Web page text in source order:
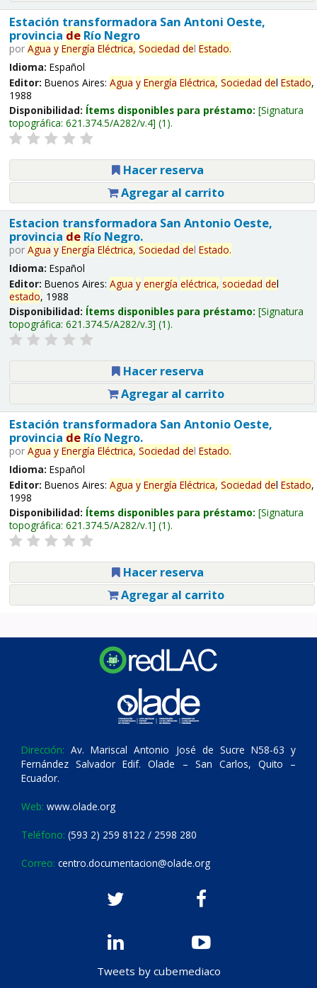
Estación transformadora San Antoni Oeste,
provincia deRío Negro
por Agua y Energía Eléctrica, Sociedad del Estado.
Idioma: Español
Editor: Buenos Aires: Agua y Energía Eléctrica, Sociedad del Estado,
1988
Disponibilidad: Ítems disponibles para préstamo: Signatura
topográfica: 621.374.5/A282/v.4 (1).
Hacer reserva
Agregar al carrito
Estacion transformadora San Antonio Oeste,
provincia deRío Negro.
por Agua y Energía Eléctrica, Sociedad del Estado.
Idioma: Español
Editor: Buenos Aires: Agua y energía eléctrica, sociedad del
estado, 1988
Disponibilidad: Ítems disponibles para préstamo: Signatura
topográfica: 621.374.5/A282/v.3 (1).
Hacer reserva
Agregar al carrito
Estación transformadora San Antonio Oeste,
provincia deRío Negro.
por Agua y Energía Eléctrica, Sociedad del Estado.
Idioma: Español
Editor: Buenos Aires: Agua y Energía Eléctrica, Sociedad del Estado,
1998
Disponibilidad: Ítems disponibles para préstamo: Signatura
topográfica: 621.374.5/A282/v.1 (1).
Hacer reserva
Agregar al carrito
Dirección: Av. Mariscal Antonio José de Sucre N58-63 y
Fernández Salvador Edif. Olade – San Carlos, Quito –
Ecuador.
Web: www.olade.org
Teléfono: (593 2) 259 8122 / 2598 280
Correo: centro.documentacion@olade.org
Tweets by cubemediaco